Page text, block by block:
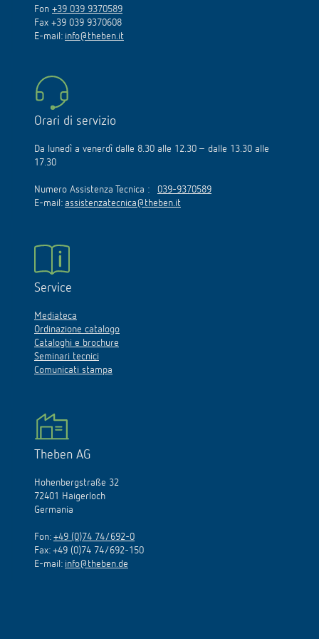
Fon +39 039 9370589
Fax +39 039 9370608
E-mail: info@theben.it
Orari di servizio
Da lunedì a venerdì dalle 8.30 alle 12.30 – dalle 13.30 alle
17.30
Numero Assistenza Tecnica : 039-9370589
E-mail: assistenzatecnica@theben.it
Service
Mediateca
Ordinazione catalogo
Cataloghi e brochure
Seminari tecnici
Comunicati stampa
Theben AG
Hohenbergstraße 32
72401 Haigerloch
Germania
Fon: +49 (0)74 74/692-0
Fax: +49 (0)74 74/692-150
E-mail: info@theben.de